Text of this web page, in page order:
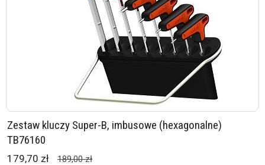
Zestaw kluczy Super-B, imbusowe (hexagonalne)
TB76160
179,70 zł 189,00 zł